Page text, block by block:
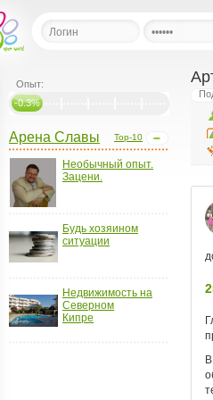
друзей
Опыт:
-0.3%
Top-10
Арена Славы
Необычный опыт.
Зацени.
Будь хозяином
ситуации
Недвижимость на
Северном
Кипре